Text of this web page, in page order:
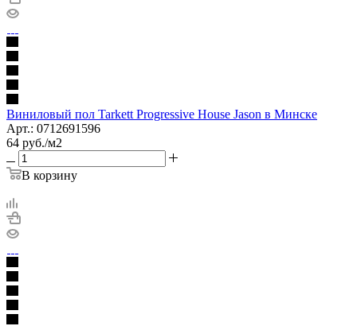
Виниловый пол Tarkett Progressive House Jason в Минске
Арт.: 0712691596
64 руб./м2
В корзину